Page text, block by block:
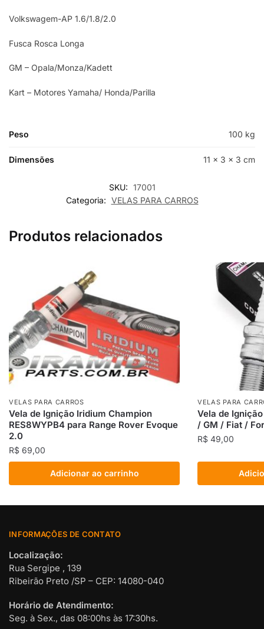
Volkswagem-AP 1.6/1.8/2.0
Fusca Rosca Longa
GM – Opala/Monza/Kadett
Kart – Motores Yamaha/ Honda/Parilla
Peso 100 kg
Dimensões 11 × 3 × 3 cm
SKU: 17001
Categoria: VELAS PARA CARROS
Produtos relacionados
VELAS PARA CARROS
Vela de Ignição Iridium Champion
RES8WYPB4 para Range Rover Evoque
2.0
R$ 69,00
Adicionar ao carrinho
VELAS PARA
Vela de
/ GM / Fiat /
R$ 49,00
INFORMAÇÕES DE CONTATO
Localização:
Rua Sergipe , 139
Ribeirão Preto /SP – CEP: 14080-040
Horário de Atendimento:
Seg. à Sex., das 08:00hs às 17:30hs.